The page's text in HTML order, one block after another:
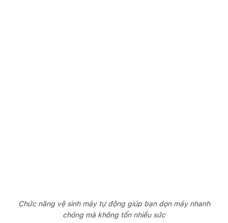
Chức năng vệ sinh máy tự động giúp bạn dọn máy nhanh
chóng mà không tốn nhiều sức